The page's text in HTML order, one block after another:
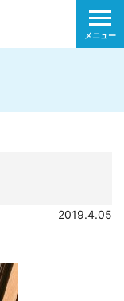
メニュー
2019.4.05